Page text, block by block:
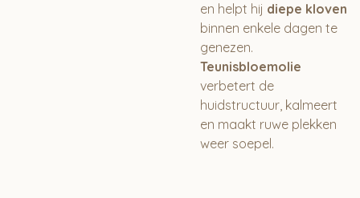
en helpt hij diepe kloven
binnen enkele dagen te
genezen.
Teunisbloemolie
verbetert de
huidstructuur, kalmeert
en maakt ruwe plekken
weer soepel.